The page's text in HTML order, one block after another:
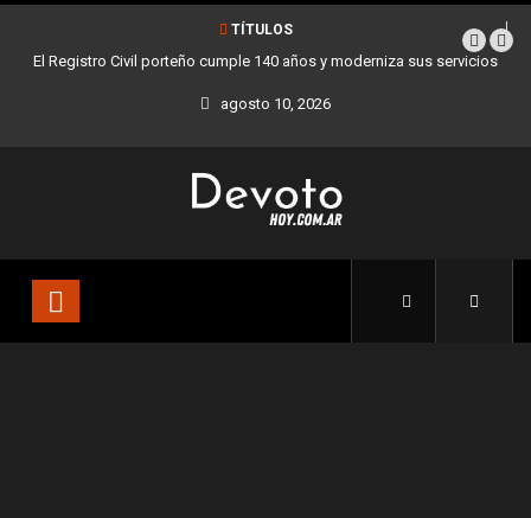
TÍTULOS
140 años y moderniza sus servicios
Buenos Aires sumó 12 nuevos Bares
agosto 10, 2026